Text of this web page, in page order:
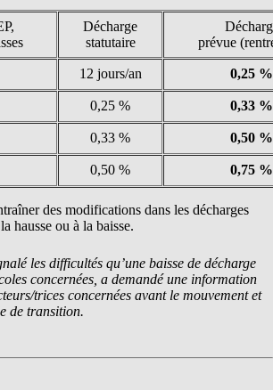
Décharge
statutaire
prévue
12 jours/an 0,25 %
0,25 % 0,33 %
0,33 % 0,50 %
0,50 % 0,75 %
des modifications dans les décharges
hausse ou à la baisse.
les difficultés qu’une baisse de décharge
concernées, a demandé une information
trices concernées avant le mouvement et
de transition.